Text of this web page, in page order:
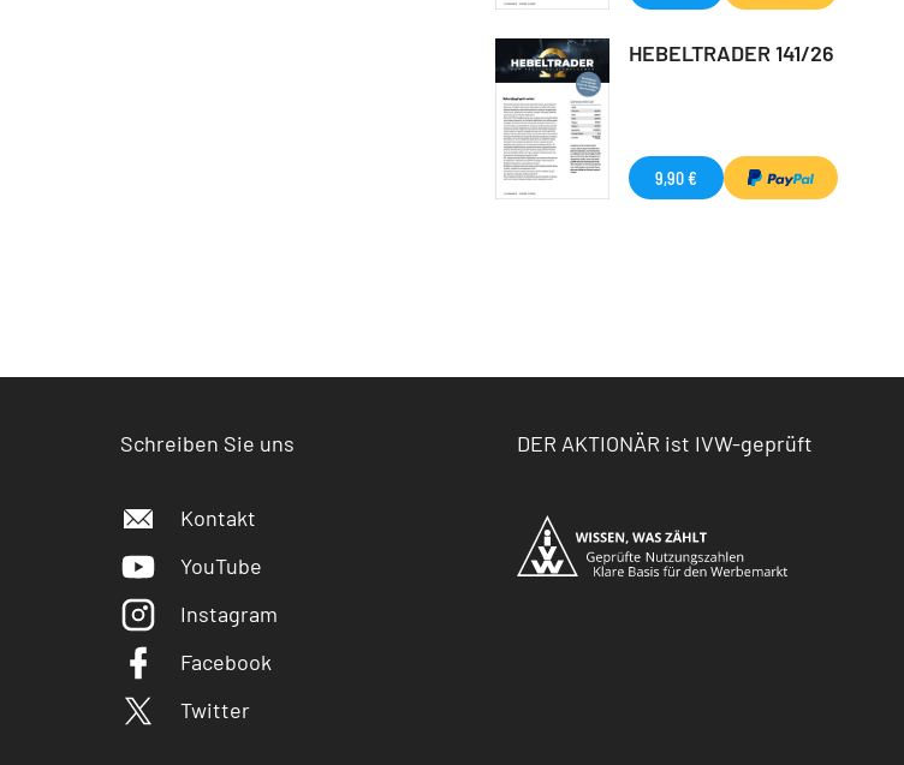
HEBELTRADER 141/26
9,90 €
Schreiben Sie uns
Kontakt
YouTube
Instagram
Facebook
Twitter
DER AKTIONÄR ist IVW-geprüft